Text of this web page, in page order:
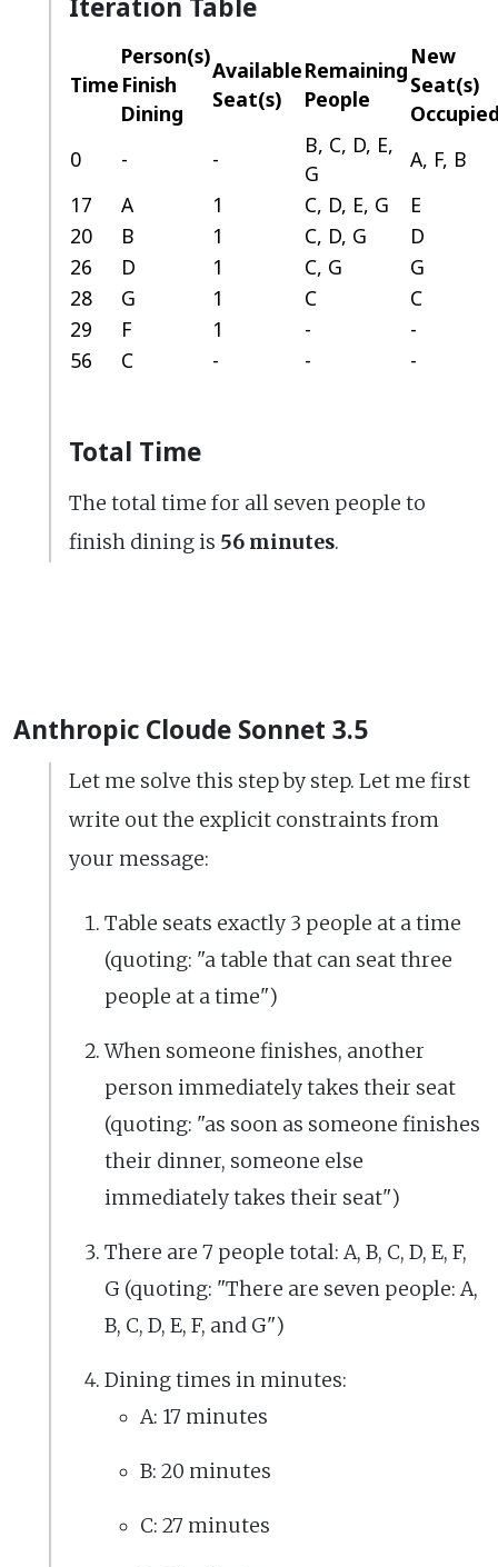
Iteration Table
Time
Person(s)
Finish
Dining
Available
Seat(s)
Remaining
People
New
Seat(s)
0
- -
B, C, D, E,
G
A, F, B
17
A 1 C, D, E, G
E
20
B 1 C, D, G
D
26
D 1 C, G
G
28
G 1 C
C
29
F 1 -
-
56
C - - -
Total Time
The total time for all seven people to
finish dining is 56 minutes.
Anthropic Cloude Sonnet 3.5
Let me solve this step by step. Let me first
write out the explicit constraints from
your message:
Table seats exactly 3 people at a time
(quoting: "a table that can seat three
people at a time")
When someone finishes, another
person immediately takes their seat
(quoting: "as soon as someone finishes
their dinner, someone else
immediately takes their seat")
There are 7 people total: A, B, C, D, E, F,
G (quoting: "There are seven people: A,
B, C, D, E, F, and G")
Dining times in minutes:
A: 17 minutes
B: 20 minutes
C: 27 minutes